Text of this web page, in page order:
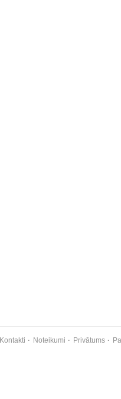
Kontakti Noteikumi Privātums